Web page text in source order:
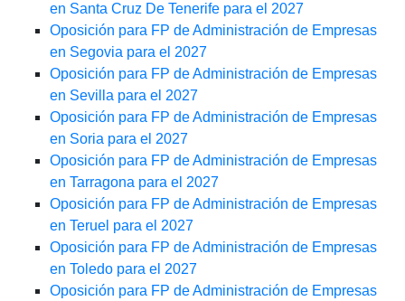
en Santa Cruz De Tenerife para el 2027
Oposición para FP de Administración de Empresas
en Segovia para el 2027
Oposición para FP de Administración de Empresas
en Sevilla para el 2027
Oposición para FP de Administración de Empresas
en Soria para el 2027
Oposición para FP de Administración de Empresas
en Tarragona para el 2027
Oposición para FP de Administración de Empresas
en Teruel para el 2027
Oposición para FP de Administración de Empresas
en Toledo para el 2027
Oposición para FP de Administración de Empresas